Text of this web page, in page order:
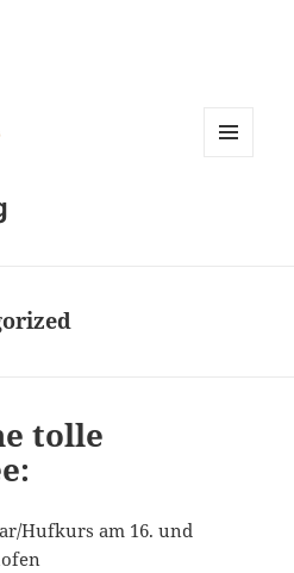
tolle
Hufkurs am 16. und